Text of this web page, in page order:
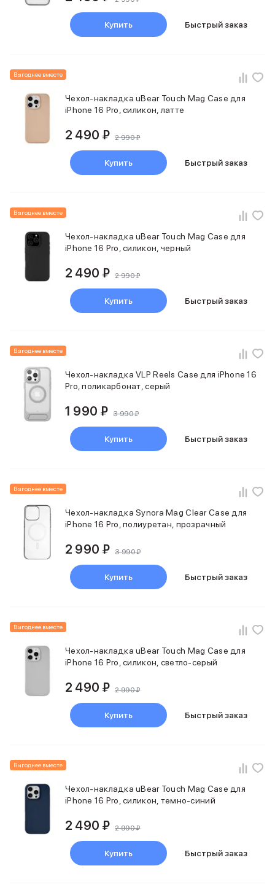
Купить Быстрый заказ
Выгоднее вместе
Чехол-накладка uBear Touch Mag Case для
iPhone 16 Pro, силикон, латте
2 490 ₽ 2 990 ₽
Купить Быстрый заказ
Выгоднее вместе
Чехол-накладка uBear Touch Mag Case для
iPhone 16 Pro, силикон, черный
2 490 ₽ 2 990 ₽
Купить Быстрый заказ
Выгоднее вместе
Чехол-накладка VLP Reels Case для iPhone 16
Pro, поликарбонат, серый
1 990 ₽ 3 990 ₽
Купить Быстрый заказ
Выгоднее вместе
Чехол-накладка Synora Mag Clear Case для
iPhone 16 Pro, полиуретан, прозрачный
2 990 ₽ 3 990 ₽
Купить Быстрый заказ
Выгоднее вместе
Чехол-накладка uBear Touch Mag Case для
iPhone 16 Pro, силикон, светло-серый
2 490 ₽ 2 990 ₽
Купить Быстрый заказ
Выгоднее вместе
Чехол-накладка uBear Touch Mag Case для
iPhone 16 Pro, силикон, темно-синий
2 490 ₽ 2 990 ₽
Купить Быстрый заказ